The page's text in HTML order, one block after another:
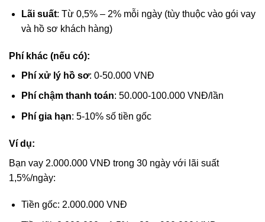
Lãi suất: Từ 0,5% – 2% mỗi ngày (tùy thuộc vào gói vay
và hồ sơ khách hàng)
Phí khác (nếu có):
Phí xử lý hồ sơ: 0-50.000 VNĐ
Phí chậm thanh toán: 50.000-100.000 VNĐ/lần
Phí gia hạn: 5-10% số tiền gốc
Ví dụ:
Bạn vay 2.000.000 VNĐ trong 30 ngày với lãi suất
1,5%/ngày:
Tiền gốc: 2.000.000 VNĐ